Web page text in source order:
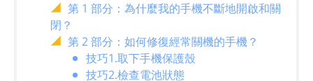
第 1 部分：為什麼我的手機不斷地開啟和關
閉？
第 2 部分：如何修復經常關機的手機？
技巧1.取下手機保護殼
技巧2.檢查電池狀態